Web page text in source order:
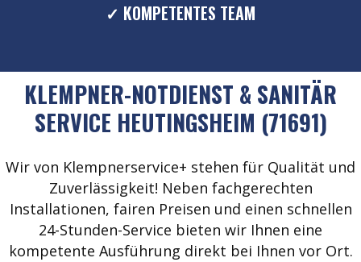
✓ KOMPETENTES TEAM
KLEMPNER-NOTDIENST & SANITÄR
SERVICE HEUTINGSHEIM (71691)
Wir von Klempnerservice+ stehen für Qualität und
Zuverlässigkeit! Neben fachgerechten
Installationen, fairen Preisen und einen schnellen
24-Stunden-Service bieten wir Ihnen eine
kompetente Ausführung direkt bei Ihnen vor Ort.